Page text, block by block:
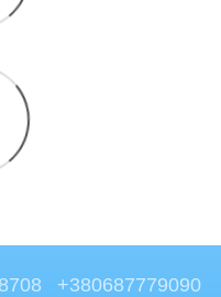
+380687779090